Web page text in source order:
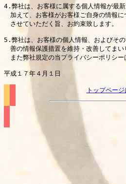
4.弊社は、お客様に属する個人情報が最
加えて、お客様がお客様ご自身の情報
させていただく旨、お約束致します。
5.弊社は、お客様の個人情報、およびそ
善の情報保護措置を維持・改善してまい
また弊社規定の当プライバシーポリシ
平成１７年４月１日
トップペー